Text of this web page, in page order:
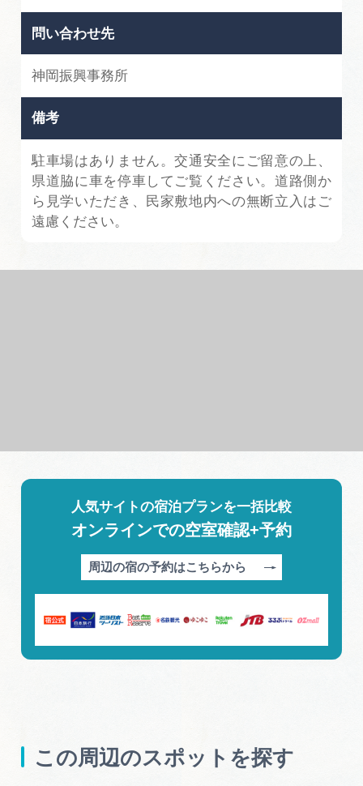
問い合わせ先
神岡振興事務所
備考
駐車場はありません。交通安全にご留意の上、
県道脇に車を停車してご覧ください。道路側か
ら見学いただき、民家敷地内への無断立入はご
遠慮ください。
人気サイトの宿泊プランを一括比較
オンラインでの空室確認+予約
周辺の宿の予約はこちらから
この周辺のスポットを探す